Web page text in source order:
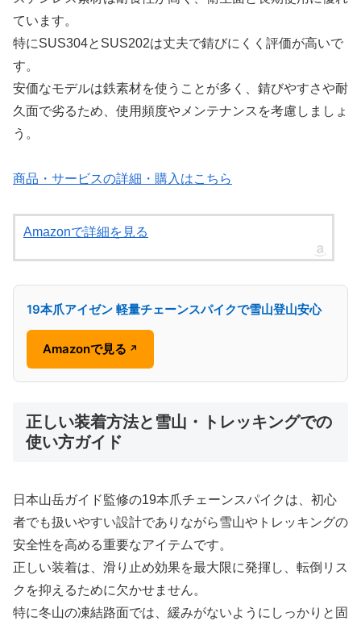
ています。
特にSUS304とSUS202は丈夫で錆びにくく評価が高いで
す。
安価なモデルは鉄素材を使うことが多く、錆びやすさや耐
久面で劣るため、使用頻度やメンテナンスを考慮しましょ
う。
商品・サービスの詳細・購入はこちら
Amazonで詳細を見る
19本爪アイゼン 軽量チェーンスパイクで雪山登山安心
Amazonで見る ↗
正しい装着方法と雪山・トレッキングでの
使い方ガイド
日本山岳ガイド監修の19本爪チェーンスパイクは、初心
者でも扱いやすい設計でありながら雪山やトレッキングの
安全性を高める重要なアイテムです。
正しい装着は、滑り止め効果を最大限に発揮し、転倒リス
クを抑えるために欠かせません。
特に冬山の凍結路面では、緩みがないようにしっかりと固